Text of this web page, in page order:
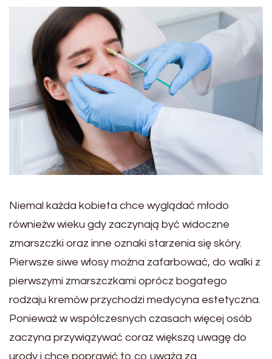
Niemal każda kobieta chce wyglądać młodo
równieżw wieku gdy zaczynają być widoczne
zmarszczki oraz inne oznaki starzenia się skóry.
Pierwsze siwe włosy można zafarbować, do walki z
pierwszymi zmarszczkami oprócz bogatego
rodzaju kremów przychodzi medycyna estetyczna.
Ponieważ w współczesnych czasach więcej osób
zaczyna przywiązywać coraz większą uwagę do
urody i chce poprawić to co uważa za